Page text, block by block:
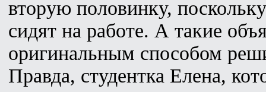
вторую половинку,
сидят на работе. А такие
оригинальным способом
Правда, студентка Елена,